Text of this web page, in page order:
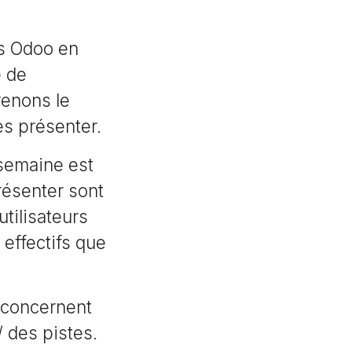
Odoo en
de
le
présenter.
est
sont
effectifs que
des pistes.